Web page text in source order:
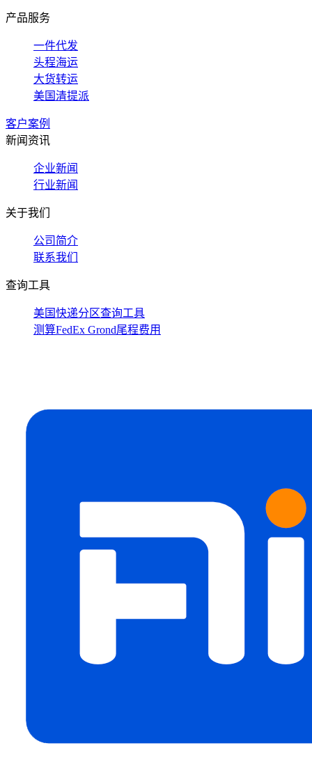
产品服务
一件代发
头程海运
大货转运
美国清提派
客户案例
新闻资讯
企业新闻
行业新闻
关于我们
公司简介
联系我们
查询工具
美国快递分区查询工具
测算FedEx Grond尾程费用